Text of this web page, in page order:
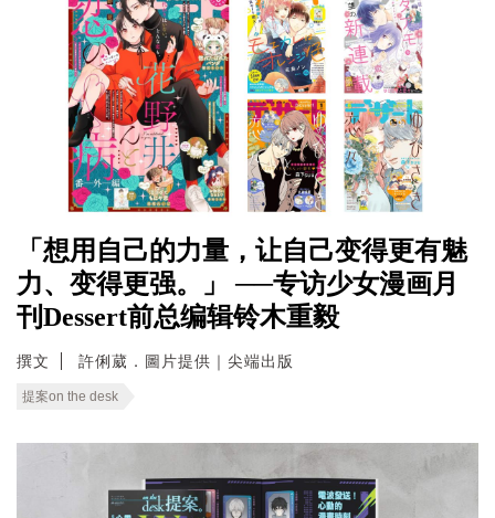
「想用自己的力量，让自己变得更有魅
力、变得更强。」 ──专访少女漫画月
刊Dessert前总编辑铃木重毅
撰文 許俐葳．圖片提供｜尖端出版
提案on the desk